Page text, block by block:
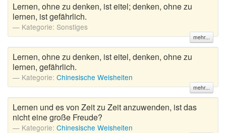
Lernen, ohne zu denken, ist eitel; denken, ohne zu
lernen, ist gefährlich.
Kategorie: Sonstiges
mehr...
Lernen, ohne zu denken, ist eitel, denken, ohne zu
lernen, gefährlich.
Kategorie: Chinesische Weisheiten
mehr...
Lernen und es von Zeit zu Zeit anzuwenden, ist das
nicht eine große Freude?
Kategorie: Chinesische Weisheiten